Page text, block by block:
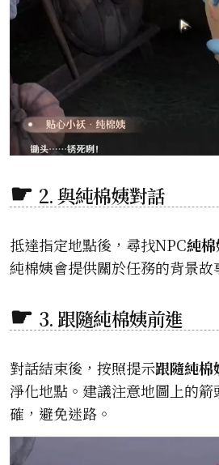
2. 與純棉姨對話
抵達指定地點後，尋找NPC純
純棉姨會提供關於任務的背景故
3. 跟隨純棉姨前進
對話結束後，按照提示跟隨純棉
淨化地點。建議注意地圖上的
確，避免迷路。